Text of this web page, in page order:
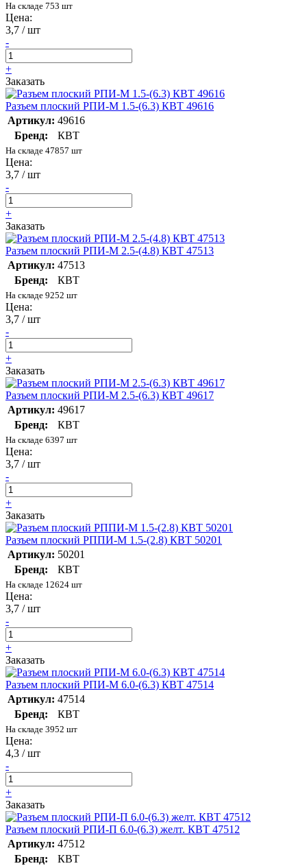
На складе 753 шт
Цена:
3,7 / шт
-
+
Заказать
Разъем плоский РПИ-М 1.5-(6.3) КВТ 49616
Артикул: 49616
Бренд:
КВТ
На складе 47857 шт
Цена:
3,7 / шт
-
+
Заказать
Разъем плоский РПИ-М 2.5-(4.8) КВТ 47513
Артикул: 47513
Бренд:
КВТ
На складе 9252 шт
Цена:
3,7 / шт
-
+
Заказать
Разъем плоский РПИ-М 2.5-(6.3) КВТ 49617
Артикул: 49617
Бренд:
КВТ
На складе 6397 шт
Цена:
3,7 / шт
-
+
Заказать
Разъем плоский РППИ-М 1.5-(2.8) КВТ 50201
Артикул: 50201
Бренд:
КВТ
На складе 12624 шт
Цена:
3,7 / шт
-
+
Заказать
Разъем плоский РПИ-М 6.0-(6.3) КВТ 47514
Артикул: 47514
Бренд:
КВТ
На складе 3952 шт
Цена:
4,3 / шт
-
+
Заказать
Разъем плоский РПИ-П 6.0-(6.3) желт. КВТ 47512
Артикул: 47512
Бренд:
КВТ